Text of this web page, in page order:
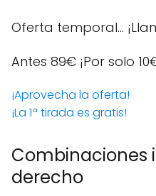
Oferta temporal…
Antes 89€ ¡Por solo
¡Aprovecha la oferta!
¡La 1ª tirada es gratis!
Combinaciones
derecho